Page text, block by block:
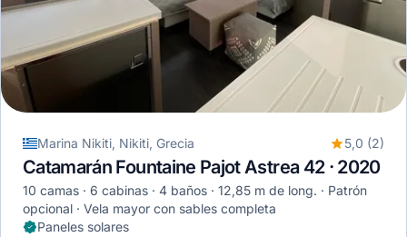
Marina Nikiti, Nikiti, Grecia 5,0 (2)
Catamarán Fountaine Pajot Astrea 42 · 2020
10 camas 6 cabinas 4 baños 12,85 m de long.
Patrón
opcional
Vela mayor con sables completa
Paneles solares